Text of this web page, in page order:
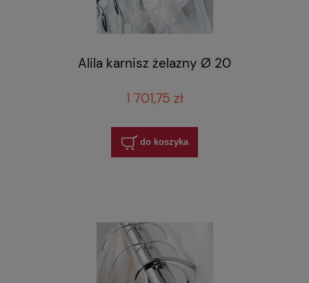
Alila karnisz żelazny Ø 20
1 701,75 zł
do koszyka